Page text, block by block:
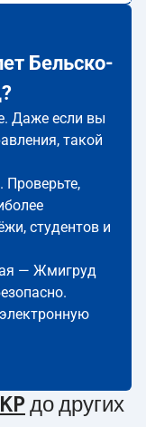
Бельско-
Даже если вы
такой
Проверьте,
студентов и
— Жмигруд
до других